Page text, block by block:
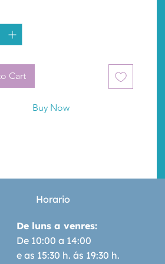
y un diccionario yoruba.
Cart
Buy Now
Horario
De luns a venres:
De 10:00 a 14:00
e as 15:30 h. ás 19:30 h.